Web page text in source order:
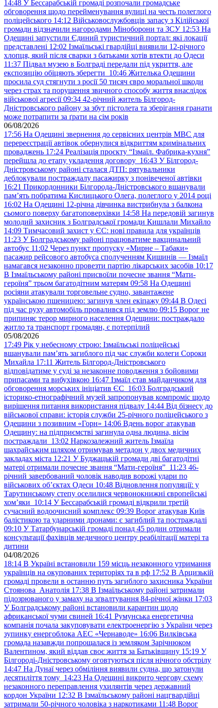
14:48 У Бессарабській громаді розпочали громадське
обговорення щодо перейменування вулиці на честь полеглого
поліцейського 14:12 Військовослужбовців запасу з Кілійської
громади відзначили нагородами Міноборони та ЗСУ 12:53 На
Одещині запустили Єдиний туристичний портал: які локації
представлені 12:02 Ізмаїльські гвардійці виявили 12-річного
хлопця, який після сварки з батьками хотів втекти до Одеси
11:37 Підвал музею в Болграді передали під укриття, але
експозицію обіцяють зберегти 10:46 Жителька Одещини
просила суд стягнути з росії 50 тисяч євро моральної шкоди
через страх та порушення звичного способу життя внаслідок
військової агресії 09:34 42-річний житель Білгород-
Дністровського району за збут пістолета та зберігання гранати
може потрапити за ґрати на сім років
06/08/2026
17:56 На Одещині звернення до сервісних центрів МВС для
перереєстрації автівок обернулися відкриттям кримінальних
проваджень 17:24 Реалізація проєкту “Ізмаїл. Фабрика-кухня”
перейшла до етапу укладення договору 16:43 У Білгород-
Дністровському районі сталася ДТП: рятувальники
деблокували постраждалу пасажирку з понівеченої автівки
16:21 Прикордонники Білгорода-Дністровського вшанували
пам’ять побратима Кислицького Олега, полеглого у 2014 році
16:02 На Одещині 12-річна дівчинка вистрибнула з балкона
сьомого поверху багатоповерхівки 14:58 На передовій загинув
молодий захисник з Болградської громади Кишлали Михайло
14:09 Тимчасовий захист у ЄС: нові правила для українців
11:23 У Болградському районі працюватиме вакцинальний
автобус 11:02 Через пункт пропуску «Мирне – Табаки»
пасажир рейсового автобуса сполученням Кишинів — Ізмаїл
намагався незаконно провезти партію лікарських засобів 10:17
В Ізмаїльському районі присвоїли почесне звання “Мати-
героїня” трьом багатодітним матерям 09:58 На Одещині
росіяни атакували торговельне судно, завантажене
українською пшеницею: загинув член екіпажу 09:44 В Одесі
під час руху автомобіль провалився під землю 09:15 Ворог не
припиняє терор мирного населення Одещини: постраждало
житло та транспорт громадян, є потерпілий
05/08/2026
17:49 Рік у небесному строю: Ізмаїльські поліцейські
вшанували пам’ять загиблого під час служби колеги Сороки
Михайла 17:11 Житель Білгород-Дністровського
відповідатиме у суді за незаконне поводження з бойовими
припасами та вибухівкою 16:47 Ізмаїл став майданчиком для
обговорення морських ініціатив ЄС 16:03 Болградський
історико-етнографічний музей запропонував компроміс щодо
вирішення питання використання підвалу 14:44 Від бізнесу до
військової справи: історія служби 25-річного поліцейського з
Одещини з позивним «Горн» 14:06 Вдень ворог атакував
Одещину: на підприємстві загинула одна людина, вісім
постраждали 13:02 Наркозалежний житель Ізмаїла
шахрайським шляхом отримував метадон у двох медичних
закладах міста 12:21 У Буджацькій громади дві багатодітні
матері отримали почесне звання “Мати-героїня” 11:23 46-
річний завербований чоловік наводив ворожі удари по
військових обʼєктах Одеси 10:48 Відновлення популяції: у
Тарутинському степу оселилися червонокнижні європейські
хом’яки 10:14 У Бессарабській громаді відкрили третій
сучасний водоочисний комплекс 09:39 Ворог атакував Київ
балістикою та ударними дронами: є загиблий та постраждалі
09:10 У Татарбунарській громаді понад 45 родин отримали
консультації фахівців медичного центру реабілітації матері та
дитини
04/08/2026
18:14 В Україні встановили 159 місць незаконного утримання
українців на окупованих територіях та в рф 17:52 В Арцизькій
громаді провели в останню путь загиблого захисника України
Стоянова Анатолія 17:38 В Ізмаїльському районі затримали
підозрюваного у замаху на зґвалтування 84-річної жінки 17:03
У Болградському районі встановили карантин щодо
африканської чуми свиней 16:41 Румунська енергетична
компанія почала закуповувати електроенергію з України через
зупинку енергоблока АЕС «Чернаводе» 16:06 Вилківська
громада назавжди попрощалася із земляком Зарічнюком
Валентином, який віддав своє життя за Батьківщину 15:19 У
Білгороді-Дністровському оговтуються після нічного обстрілу
14:47 На Дунаї через обміління виявили судна, що затонули
десятиліття тому 14:23 На Одещині викрито чергову схему
незаконного переправлення ухилянтів через державний
кордон України 12:32 В Ізмаїльському районі нацгвардійці
затримали 50-річного чоловіка з наркотиками 11:48 Ворог